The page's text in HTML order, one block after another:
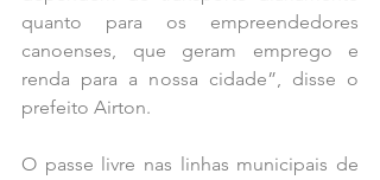
quanto para os empreendedores
canoenses, que geram emprego e
renda para a nossa cidade”, disse o
prefeito Airton.
O passe livre nas linhas municipais de